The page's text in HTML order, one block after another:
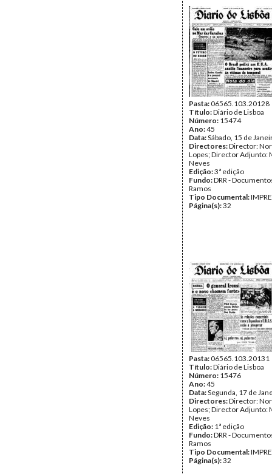
Pasta:06565.103.20128
Título:Diário de Lisboa
Número: 15474
Ano:45
Data:Sábado, 15 de
Directores:Director:
Lopes; Director Adjunto:
Neves
Edição:3ª edição
Fundo:DRR -
Ramos
Tipo Documental:
Página(s):32
Pasta:06565.103.20131
Título:Diário de Lisboa
Número: 15476
Ano:45
Data:Segunda, 17 de
Directores:Director:
Lopes; Director Adjunto:
Neves
Edição: 1ª edição
Fundo:DRR -
Ramos
Tipo Documental:
Página(s):32